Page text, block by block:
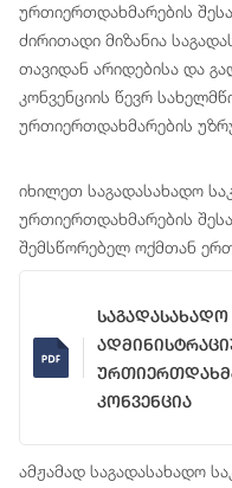
ურთიერთდახმარების
ძირითადი მიზანია
თავიდან არიდებისა და
კონვენციის წევრ
ურთიერთდახმარების
იხილეთ საგადასახადო
ურთიერთდახმარების
შემსწორებელ ოქმთან
Საგადასახადო
Კონვენცია
ამჟამად საგადასახადო